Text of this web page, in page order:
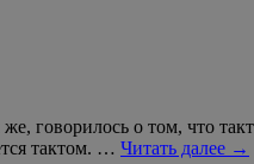
говорилось о том, что
тактом. … Читать далее →